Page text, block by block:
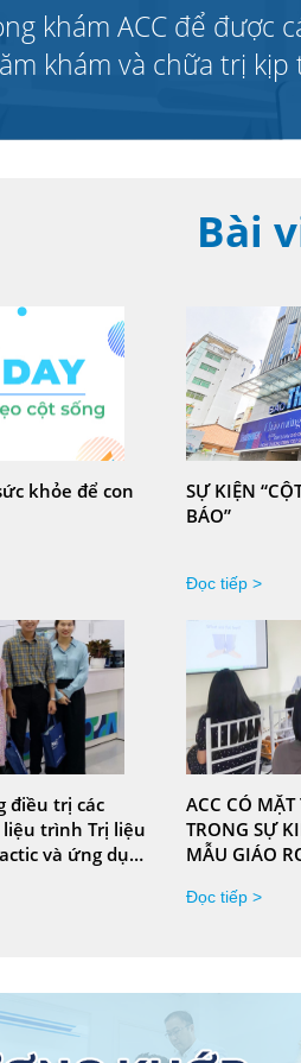
khám ACC để được
khám và chữa trị kịp
Bài
khỏe để con
SỰ KIỆN
BÁO”
Đọc tiếp >
điều trị các
trình Trị liệu
và ứng dụng
ACC CÓ
TRONG SỰ
MẪU GIÁO
Đọc tiếp >